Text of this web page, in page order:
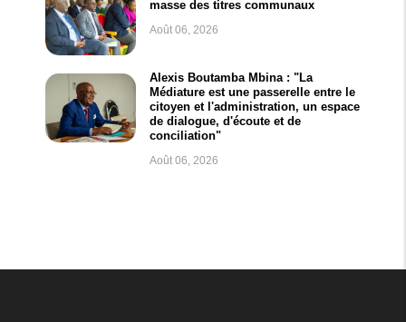
masse des titres communaux
Août 06, 2026
Alexis Boutamba Mbina : "La
Médiature est une passerelle entre le
citoyen et l'administration, un espace
de dialogue, d'écoute et de
conciliation"
Août 06, 2026